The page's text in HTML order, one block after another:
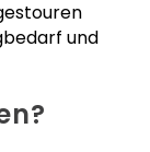
und